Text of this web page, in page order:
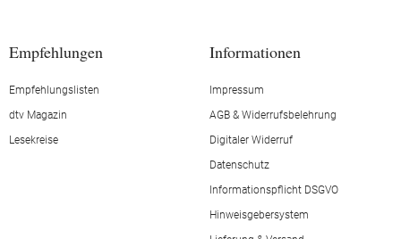
Empfehlungen
Empfehlungslisten
dtv Magazin
Lesekreise
Informationen
Impressum
AGB & Widerrufsbelehrung
Digitaler Widerruf
Datenschutz
Informationspflicht DSGVO
Hinweisgebersystem